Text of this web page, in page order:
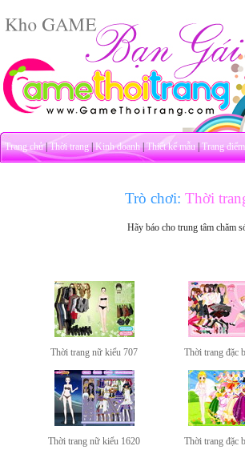
Trang chủ|Thời trang|Kinh doanh|Thiết kế mẫu|Trang điểm
Trò chơi: Thời
Hãy báo cho trung tâm chăm
Thời trang nữ kiểu 707 Thời trang đặc
Thời trang nữ kiểu 1620 Thời trang đặc